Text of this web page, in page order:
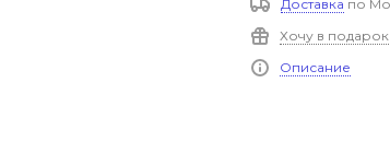
Доставка по
Хочу в подарок
Описание